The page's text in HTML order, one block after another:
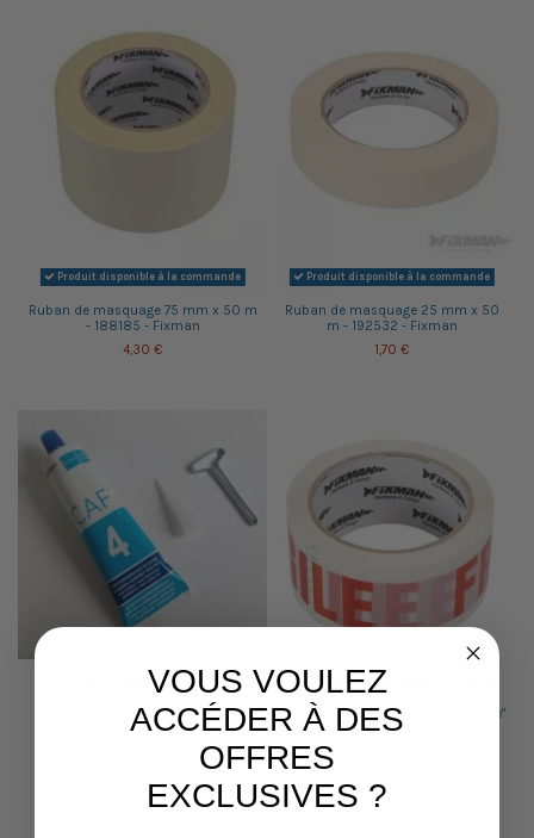
Produit disponible à la commande
Ruban de masquage 75 mm x 50 m
- 188185 - Fixman
4,30 €
Produit disponible à la commande
Ruban de masquage 25 mm x 50
m - 192532 - Fixman
1,70 €
Rupture de stock
Silicone CAF 4 Haute performance
Produit disponible à la commande
Ruban de conditionnement "Fragile"
- 191480 - Fixman
1 2
VOUS VOULEZ
ACCÉDER À DES
OFFRES
EXCLUSIVES ?